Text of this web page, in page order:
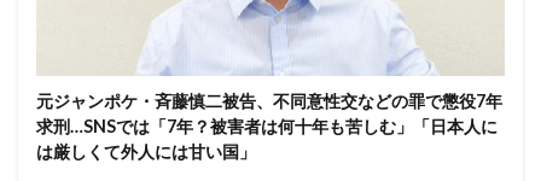
元ジャンポケ・斉藤慎二被告、不同意性交などの罪で懲役7年
求刑…SNSでは「7年？被害者は何十年も苦しむ」「日本人に
は厳しくて外人には甘い国」